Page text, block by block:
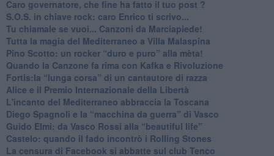
Caro governatore, che fine ha fatto il tuo post ?
S.O.S. in chiave rock: caro Enrico ti scrivo...
Tu chiamale se vuoi... Canzoni da Marciapiede!
​Tutta la magia del Mediterraneo a Villa Malaspina
​Pino Scotto: un rocker “duro e puro” alla mèta!
​Quando la Canzone fa rima con Kafka e Rivoluzione
​Fortis:la “lunga corsa” di un cantautore di razza
Alice e il Premio Internazionale della Libertà
​L'incanto del Mediterraneo abbraccia la Toscana
​Diego Spagnoli e la “macchina da guerra” di Vasco
​Guido Elmi: da Vasco Rossi alla “beautiful life”
​Castelo: quando il fado incontrò i Rolling Stones
La censura di Facebook si abbatte sul club Tenco